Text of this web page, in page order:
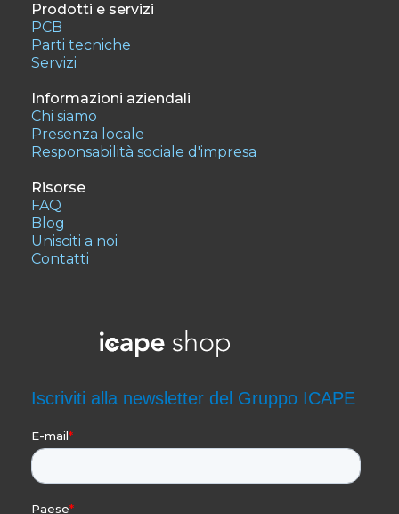
Prodotti e servizi
PCB
Parti tecniche
Servizi
Informazioni aziendali
Chi siamo
Presenza locale
Responsabilità sociale d'impresa
Risorse
FAQ
Blog
Unisciti a noi
Contatti